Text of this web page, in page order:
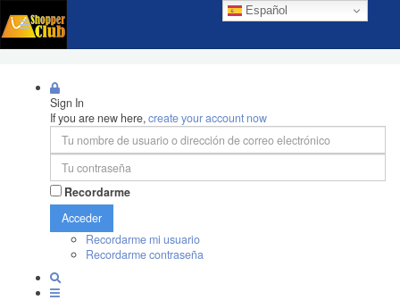
Español
Sign In
If you are new here,create your account now
Recordarme
Acceder
Recordarme mi usuario
Recordarme contraseña